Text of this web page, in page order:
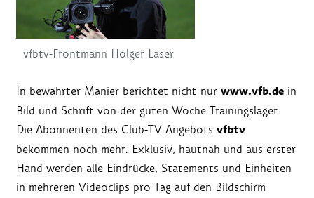
vfbtv-Frontmann Holger Laser
In bewährter Manier berichtet nicht nur www.vfb.de in
Bild und Schrift von der guten Woche Trainingslager.
Die Abonnenten des Club-TV Angebots vfbtv
bekommen noch mehr. Exklusiv, hautnah und aus erster
Hand werden alle Eindrücke, Statements und Einheiten
in mehreren Videoclips pro Tag auf den Bildschirm